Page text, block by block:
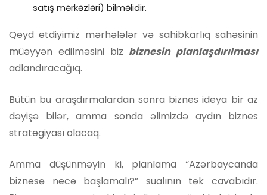
satış mərkəzləri) bilməlidir.
Qeyd etdiyimiz mərhələlər və sahibkarlıq sahəsinin
müəyyən edilməsini biz biznesin planlaşdırılması
adlandıracağıq.
Bütün bu araşdırmalardan sonra biznes ideya bir az
dəyişə bilər, amma sonda əlimizdə aydın biznes
strategiyası olacaq.
Amma düşünməyin ki, planlama “Azərbaycanda
biznesə necə başlamalı?” sualının tək cavabıdır.